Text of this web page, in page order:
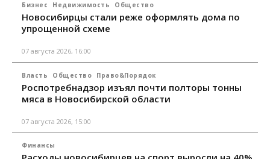
Бизнес Недвижимость Общество
Новосибирцы стали реже оформлять дома по
упрощенной схеме
07 августа 2026, 16:00
Власть Общество Право&Порядок
Роспотребнадзор изъял почти полторы тонны
мяса в Новосибирской области
07 августа 2026, 15:00
Финансы